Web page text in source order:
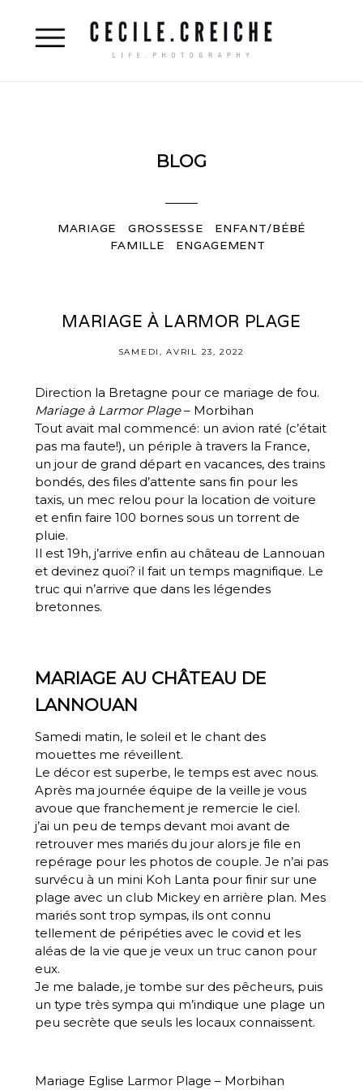
BLOG
MARIAGE GROSSESSE
ENFANT/BÉBÉ
FAMILLE
ENGAGEMENT
MARIAGE À LARMOR PLAGE
SAMEDI, AVRIL 23, 2022
Direction la Bretagne pour ce mariage de fou.
Mariage à Larmor Plage– Morbihan
Tout avait mal commencé: un avion raté (c’était
pas ma faute!), un périple à travers la France,
un jour de grand départ en vacances, des trains
bondés, des files d’attente sans fin pour les
taxis, un mec relou pour la location de voiture
et enfin faire 100 bornes sous un torrent de
pluie.
Il est 19h, j’arrive enfin au château de Lannouan
et devinez quoi? il fait un temps magnifique. Le
truc qui n’arrive que dans les légendes
bretonnes.
MARIAGE AU CHÂTEAU DE
LANNOUAN
Samedi matin, le soleil et le chant des
mouettes me réveillent.
Le décor est superbe, le temps est avec nous.
Après ma journée équipe de la veille je vous
avoue que franchement je remercie le ciel.
j’ai un peu de temps devant moi avant de
retrouver mes mariés du jour alors je file en
repérage pour les photos de couple. Je n’ai pas
survécu à un mini Koh Lanta pour finir sur une
plage avec un club Mickey en arrière plan. Mes
mariés sont trop sympas, ils ont connu
tellement de péripéties avec le covid et les
aléas de la vie que je veux un truc canon pour
eux.
Je me balade, je tombe sur des pêcheurs, puis
un type très sympa qui m’indique une plage un
peu secrète que seuls les locaux connaissent.
Mariage Eglise Larmor Plage – Morbihan